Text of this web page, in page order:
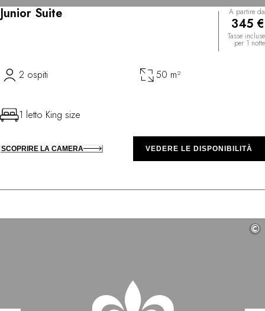
Junior Suite A partire da
345 €
Tasse incluse
per 1 notte
2 ospiti 50 m²
1 letto King size
SCOPRIRE LA CAMERA VEDERE LE DISPONIBILITÀ
©